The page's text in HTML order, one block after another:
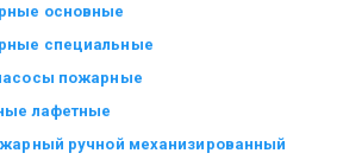
основные
специальные
пожарные
лафетные
ручной механизированный